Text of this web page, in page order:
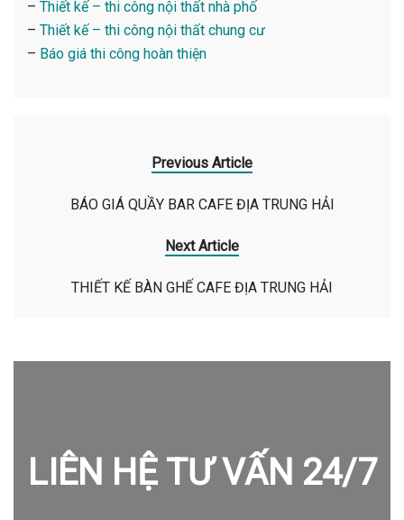
– Thiết kế – thi công nội thất nhà phố
– Thiết kế – thi công nội thất chung cư
– Báo giá thi công hoàn thiện
Previous Article
BÁO GIÁ QUẦY BAR CAFE ĐỊA TRUNG HẢI
Next Article
THIẾT KẾ BÀN GHẾ CAFE ĐỊA TRUNG HẢI
LIÊN HỆ TƯ VẤN 24/7